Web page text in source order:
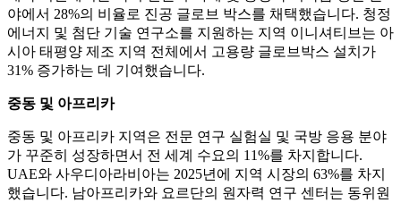
야에서 28%의 비율로 진공 글로브 박스를 채택했습니다. 청정
에너지 및 첨단 기술 연구소를 지원하는 지역 이니셔티브는 아
시아 태평양 제조 지역 전체에서 고용량 글로브박스 설치가
31% 증가하는 데 기여했습니다.
중동 및 아프리카
중동 및 아프리카 지역은 전문 연구 실험실 및 국방 응용 분야
가 꾸준히 성장하면서 전 세계 수요의 11%를 차지합니다.
UAE와 사우디아라비아는 2025년에 지역 시장의 63%를 차지
했습니다. 남아프리카와 요르단의 원자력 연구 센터는 동위원